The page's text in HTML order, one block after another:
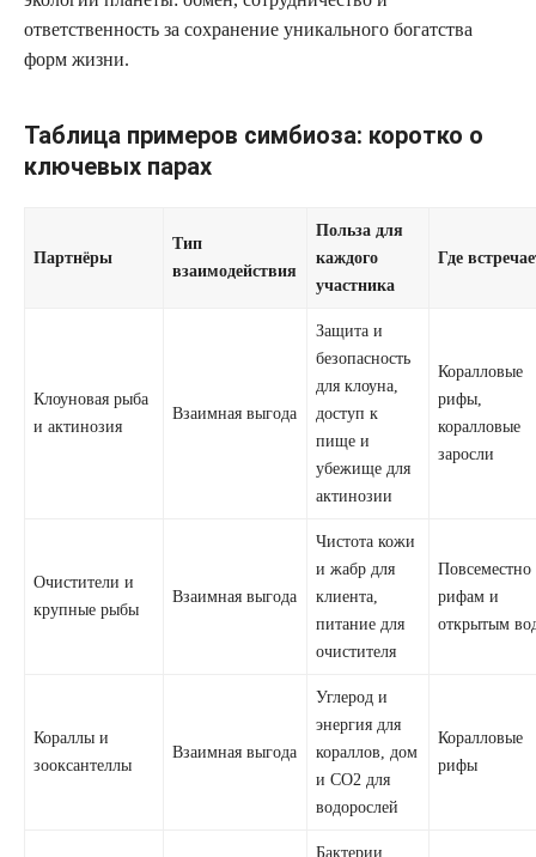
ответственность за сохранение уникального богатства
форм жизни.
Таблица примеров симбиоза: коротко о
ключевых парах
Партнёры
Тип
взаимодействия
Польза для
каждого
участника
Где
Клоуновая рыба
и актинозия
Взаимная выгода
Защита и
безопасность
для клоуна,
доступ к
пище и
убежище для
актинозии
Коралловые
рифы,
коралловые
заросли
Очистители и
крупные рыбы
Взаимная выгода
Чистота кожи
и жабр для
клиента,
питание для
очистителя
Повсеместно
рифам и
открытым
Кораллы и
зооксантеллы
Взаимная выгода
Углерод и
энергия для
кораллов, дом
и CO2 для
водорослей
Коралловые
рифы
Бактерии